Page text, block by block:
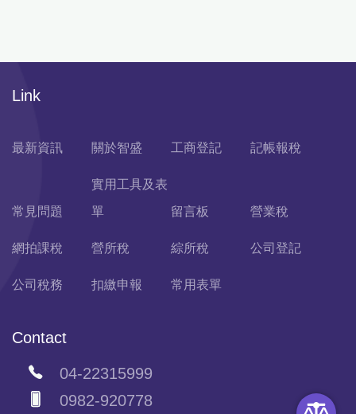
Link
最新資訊 關於智盛 工商登記 記帳報稅
常見問題
實用工具及表
單
留言板 營業稅
網拍課稅 營所稅 綜所稅 公司登記
公司稅務 扣繳申報 常用表單
Contact
04-22315999
0982-920778